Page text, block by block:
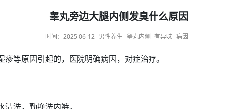
睾丸旁边大腿内侧发臭什么原因
时间： 2025-06-12 男性养生 睾丸内侧 有异味 病因
疹等原因引起的，医院明确病因，对症治疗。
清洗，勤换洗内裤。